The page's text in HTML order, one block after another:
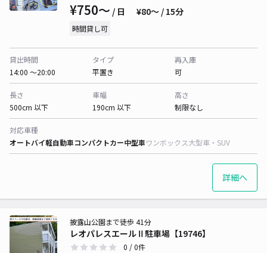
¥750〜 / 日 ¥80〜 / 15分
時間貸し可
貸出時間
14:00 〜20:00
タイプ
平置き
再入庫
可
長さ
500cm 以下
車幅
190cm 以下
高さ
制限なし
対応車種
オートバイ軽自動車コンパクトカー中型車ワンボックス大型車・SUV
詳細へ
レオパレスエールⅡ駐車場【19746】
披露山公園まで徒歩 41分
0 / 0件